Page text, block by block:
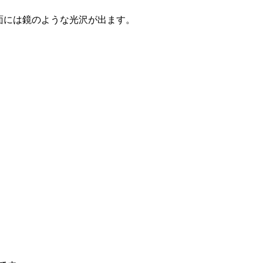
は鏡のような光沢が出ます。